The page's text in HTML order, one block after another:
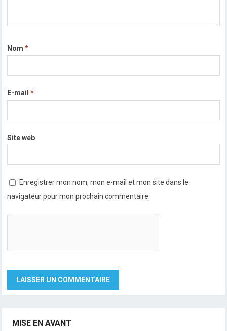
Nom*
E-mail*
Site web
Enregistrer mon nom, mon e-mail et mon site dans le
navigateur pour mon prochain commentaire.
MISE EN AVANT